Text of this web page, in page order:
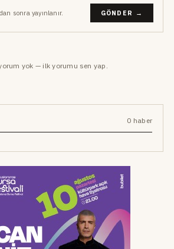
sonra yayınlanır. GÖNDER →
yok — ilk yorumu sen yap.
0 haber